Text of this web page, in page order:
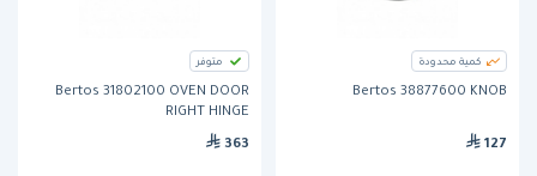
كمية محدودة
Bertos 38877600 KNOB
127
متوفر
Bertos 31802100 OVEN DOOR
RIGHT HINGE
363